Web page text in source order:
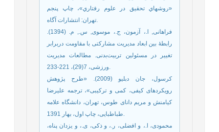
«روشهاي تحقيق در علوم رفتاري»، چاپ پنجم
فراهانی, ا.، آزمون، ج.، موسوی, س., م. (1394).
رابطۀ بین ابعاد مدیریت مشارکتی با مقاومت در‌برابر
تغییر در مسئولین تربیت‌بدنی. مطالعات مدیریت
کرسول، جان دبلیو (2009). «طرح پژوهش
رویکردهای کیفی، کمی و ترکیبی»، ترجمه علیرضا
کیامنش و مریم دانای طوس، تهران، دانشگاه علامه
محمودی، ا.، و افضلی، ر.، و ذکی، ی.، و یزدان پناه،